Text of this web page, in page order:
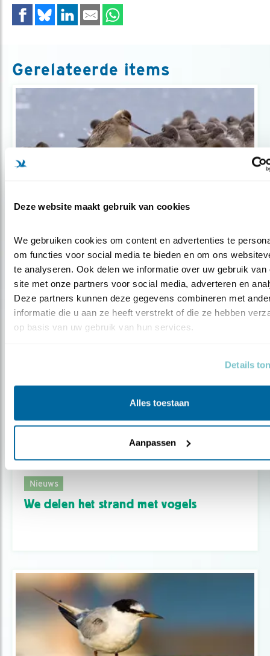
Deze website maakt gebruik van cookies
We gebruiken cookies om content en advertenties te
om functies voor social media te bieden en om ons
te analyseren. Ook delen we informatie over uw gebruik van
site met onze partners voor social media, adverteren en
Deze partners kunnen deze gegevens combineren met
informatie die u aan ze heeft verstrekt of die ze hebben
op basis van uw gebruik van hun services.
Details
Alles toestaan
Aanpassen
Gerelateerde items
Dankzij getijdenwijzer gaan recreatie
en..
Nieuws
We delen het strand met vogels